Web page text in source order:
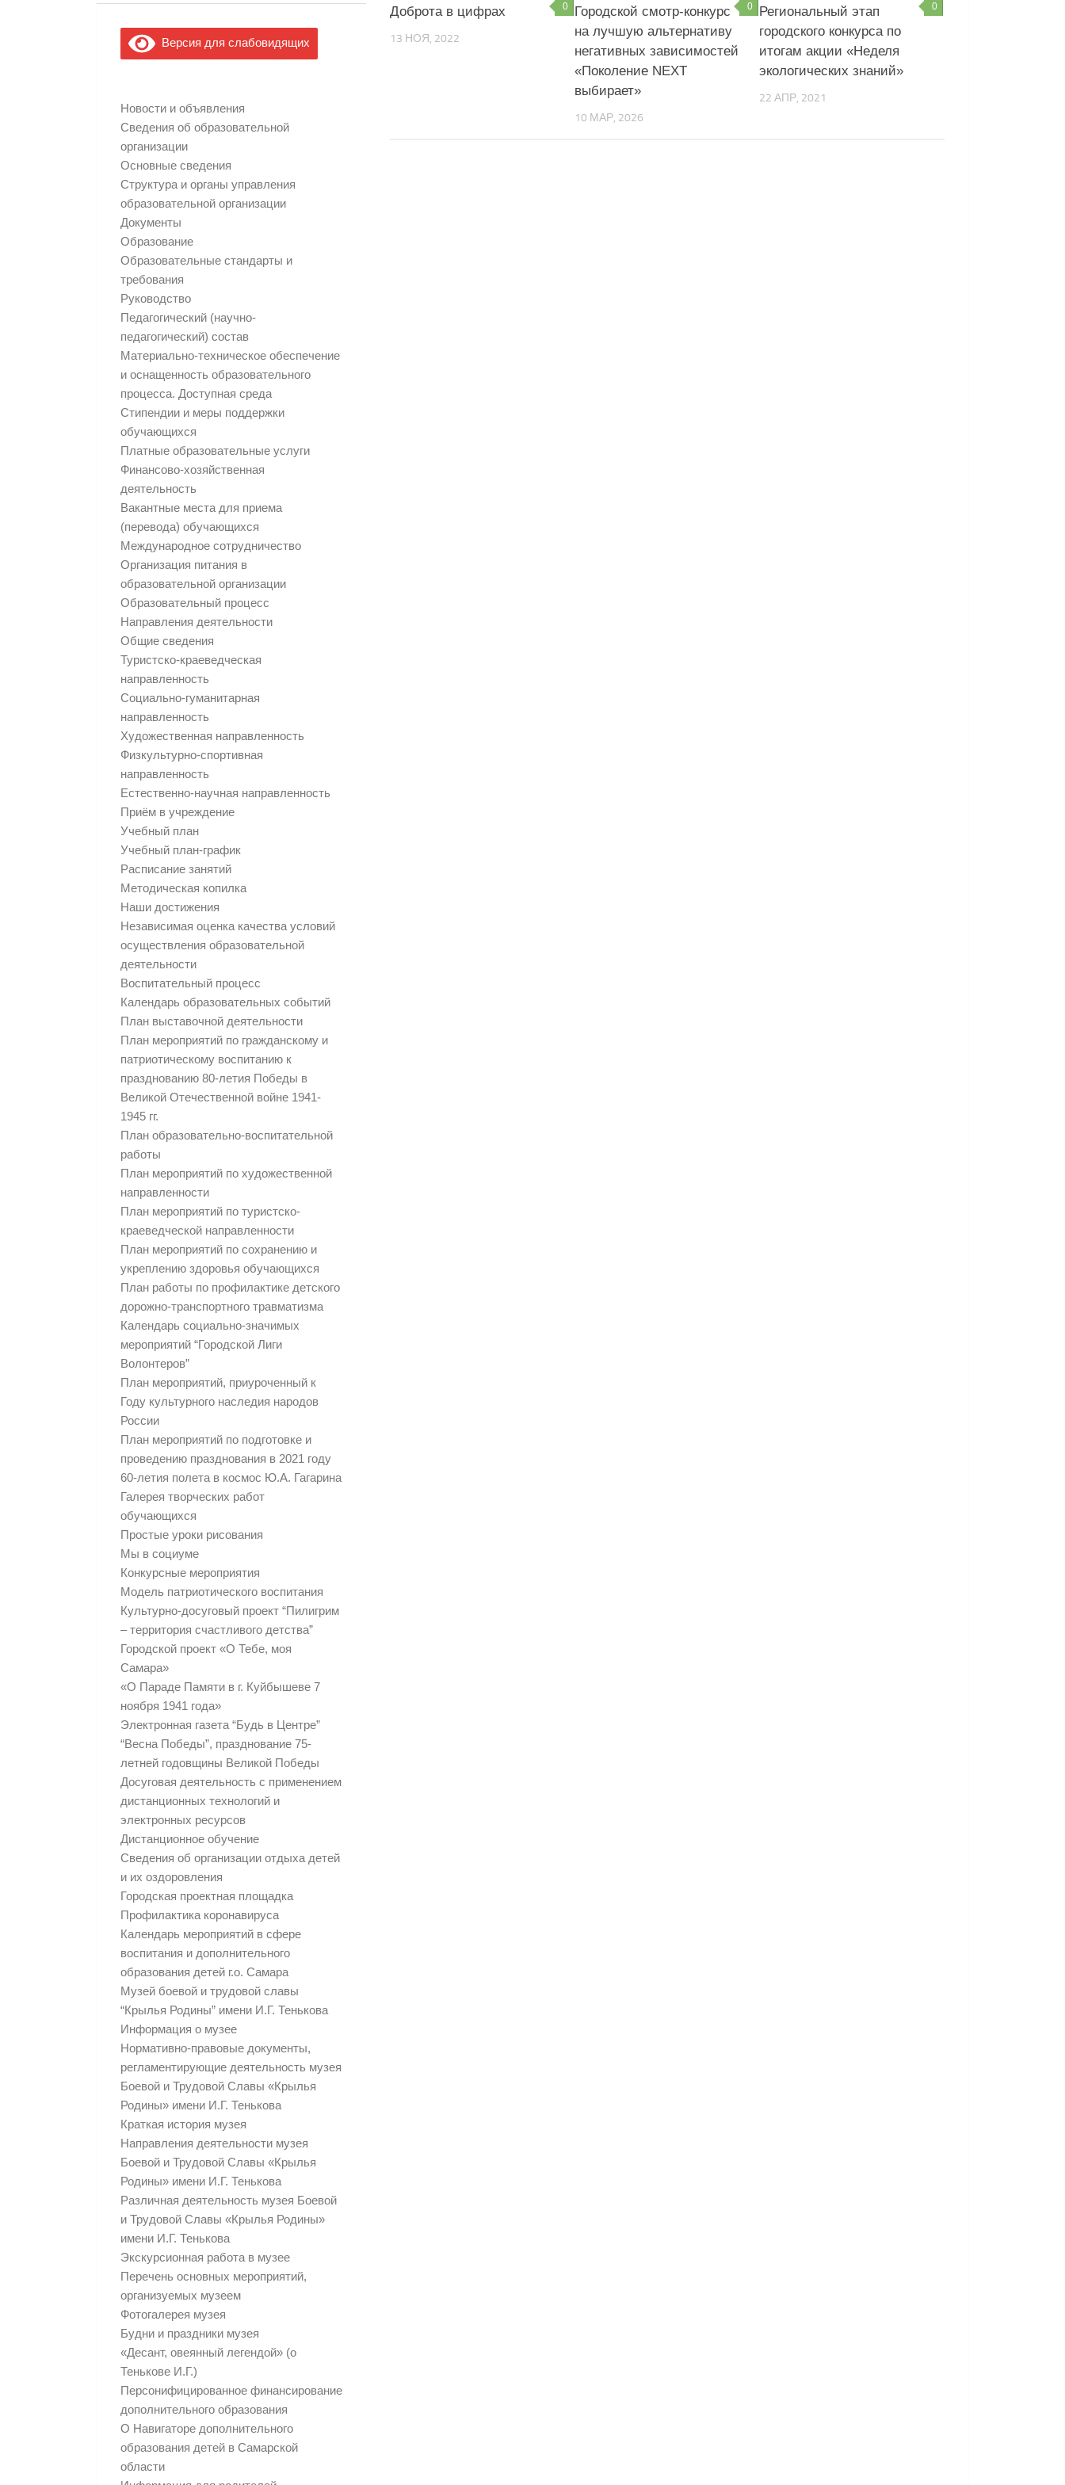
0
Доброта в цифрах
13 НОЯ, 2022
0
Городской смотр-конкурс
на лучшую альтернативу
негативных зависимостей
«Поколение NEXT
выбирает»
10 МАР, 2026
0
Региональный этап
городского конкурса по
итогам акции «Неделя
экологических знаний»
22 АПР, 2021
Версия для слабовидящих
Новости и объявления
Сведения об образовательной
организации
Основные сведения
Структура и органы управления
образовательной организации
Документы
Образование
Образовательные стандарты и
требования
Руководство
Педагогический (научно-
педагогический) состав
Материально-техническое обеспечение
и оснащенность образовательного
процесса. Доступная среда
Стипендии и меры поддержки
обучающихся
Платные образовательные услуги
Финансово-хозяйственная
деятельность
Вакантные места для приема
(перевода) обучающихся
Международное сотрудничество
Организация питания в
образовательной организации
Образовательный процесс
Направления деятельности
Общие сведения
Туристско-краеведческая
направленность
Социально-гуманитарная
направленность
Художественная направленность
Физкультурно-спортивная
направленность
Естественно-научная направленность
Приём в учреждение
Учебный план
Учебный план-график
Расписание занятий
Методическая копилка
Наши достижения
Независимая оценка качества условий
осуществления образовательной
деятельности
Воспитательный процесс
Календарь образовательных событий
План выставочной деятельности
План мероприятий по гражданскому и
патриотическому воспитанию к
празднованию 80-летия Победы в
Великой Отечественной войне 1941-
1945 гг.
План образовательно-воспитательной
работы
План мероприятий по художественной
направленности
План мероприятий по туристско-
краеведческой направленности
План мероприятий по сохранению и
укреплению здоровья обучающихся
План работы по профилактике детского
дорожно-транспортного травматизма
Календарь социально-значимых
мероприятий “Городской Лиги
Волонтеров”
План мероприятий, приуроченный к
Году культурного наследия народов
России
План мероприятий по подготовке и
проведению празднования в 2021 году
60-летия полета в космос Ю.А. Гагарина
Галерея творческих работ
обучающихся
Простые уроки рисования
Мы в социуме
Конкурсные мероприятия
Модель патриотического воспитания
Культурно-досуговый проект “Пилигрим
– территория счастливого детства”
Городской проект «О Тебе, моя
Самара»
«О Параде Памяти в г. Куйбышеве 7
ноября 1941 года»
Электронная газета “Будь в Центре”
“Весна Победы”, празднование 75-
летней годовщины Великой Победы
Досуговая деятельность с применением
дистанционных технологий и
электронных ресурсов
Дистанционное обучение
Сведения об организации отдыха детей
и их оздоровления
Городская проектная площадка
Профилактика коронавируса
Календарь мероприятий в сфере
воспитания и дополнительного
образования детей г.о. Самара
Музей боевой и трудовой славы
“Крылья Родины” имени И.Г. Тенькова
Информация о музее
Нормативно-правовые документы,
регламентирующие деятельность музея
Боевой и Трудовой Славы «Крылья
Родины» имени И.Г. Тенькова
Краткая история музея
Направления деятельности музея
Боевой и Трудовой Славы «Крылья
Родины» имени И.Г. Тенькова
Различная деятельность музея Боевой
и Трудовой Славы «Крылья Родины»
имени И.Г. Тенькова
Экскурсионная работа в музее
Перечень основных мероприятий,
организуемых музеем
Фотогалерея музея
Будни и праздники музея
«Десант, овеянный легендой» (о
Тенькове И.Г.)
Персонифицированное финансирование
дополнительного образования
О Навигаторе дополнительного
образования детей в Самарской
области